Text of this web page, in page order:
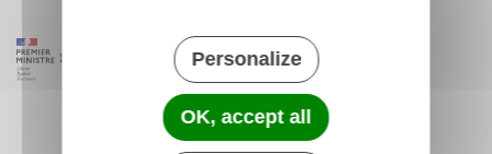
Personalize
OK, accept all